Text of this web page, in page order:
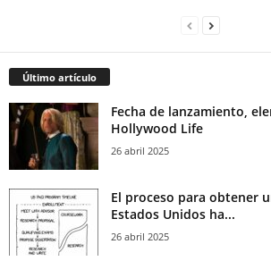
Último artículo
Fecha de lanzamiento,
Hollywood Life
26 abril 2025
El proceso para obtener
Estados Unidos ha...
26 abril 2025